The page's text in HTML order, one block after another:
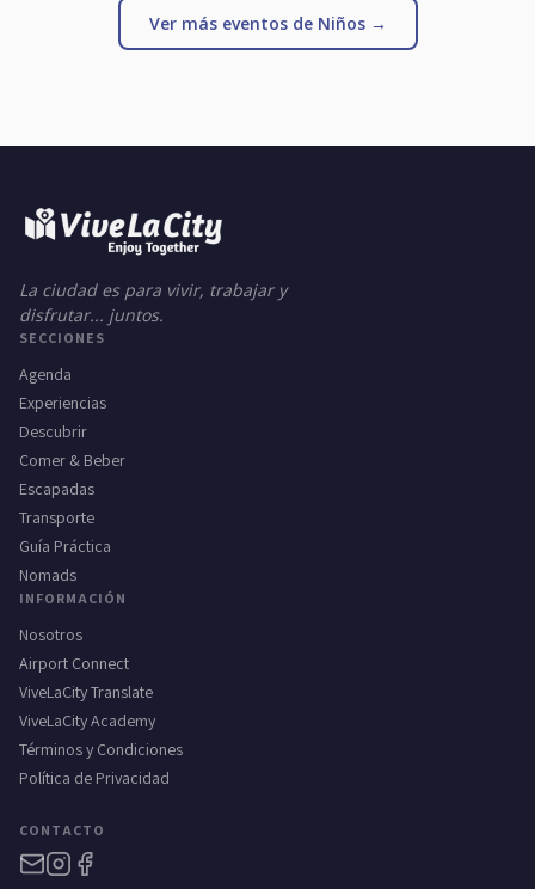
Ver más eventos de Niños →
La ciudad es para vivir, trabajar y
disfrutar... juntos.
SECCIONES
Agenda
Experiencias
Descubrir
Comer & Beber
Escapadas
Transporte
Guía Práctica
Nomads
INFORMACIÓN
Nosotros
Airport Connect
ViveLaCity Translate
ViveLaCity Academy
Términos y Condiciones
Política de Privacidad
CONTACTO